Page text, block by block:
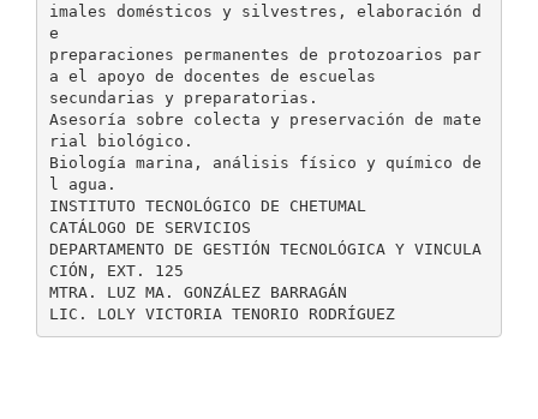
imales domésticos y silvestres, elaboración d
e
preparaciones permanentes de protozoarios par
a el apoyo de docentes de escuelas
secundarias y preparatorias.
Asesoría sobre colecta y preservación de mate
rial biológico.
Biología marina, análisis físico y químico de
l agua.
INSTITUTO TECNOLÓGICO DE CHETUMAL
CATÁLOGO DE SERVICIOS
DEPARTAMENTO DE GESTIÓN TECNOLÓGICA Y VINCULA
CIÓN, EXT. 125
MTRA. LUZ MA. GONZÁLEZ BARRAGÁN
LIC. LOLY VICTORIA TENORIO RODRÍGUEZ